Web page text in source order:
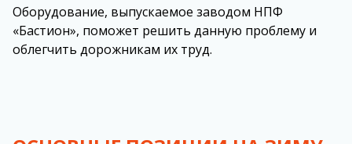
Оборудование, выпускаемое заводом НПФ
«Бастион», поможет решить данную проблему и
облегчить дорожникам их труд.